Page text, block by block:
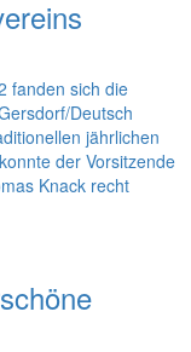
fanden sich die
Deutsch
jährlichen
der Vorsitzende
Knack recht